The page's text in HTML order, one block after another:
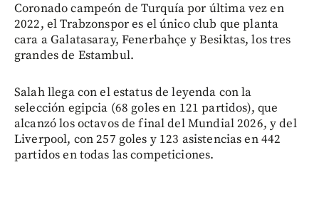
Coronado campeón de Turquía por última vez en
2022, el Trabzonspor es el único club que planta
cara a Galatasaray, Fenerbahçe y Besiktas, los tres
grandes de Estambul.
Salah llega con el estatus de leyenda con la
selección egipcia (68 goles en 121 partidos), que
alcanzó los octavos de final del Mundial 2026, y del
Liverpool, con 257 goles y 123 asistencias en 442
partidos en todas las competiciones.